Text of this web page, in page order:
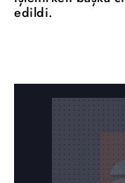
edildi.